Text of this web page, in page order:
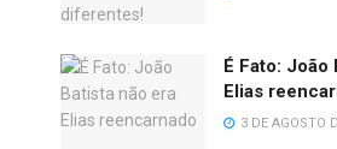
É Fato:
Elias
3 DE AGOSTO